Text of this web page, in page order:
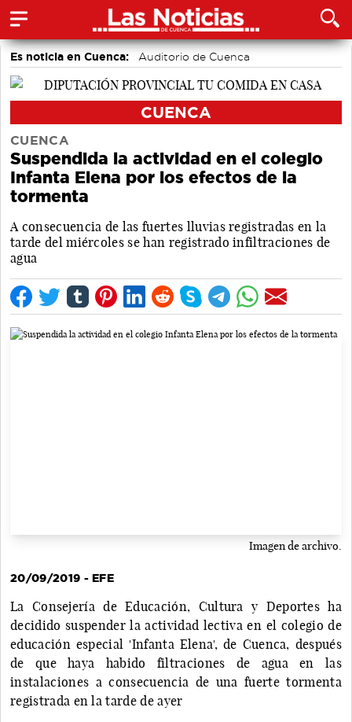
Es noticia en Cuenca: Auditorio de Cuenca
CUENCA
CUENCA
Suspendida la actividad en el colegio
Infanta Elena por los efectos de la
tormenta
A consecuencia de las fuertes lluvias registradas en la
tarde del miércoles se han registrado infiltraciones de
agua
Imagen de archivo.
20/09/2019 - EFE
La Consejería de Educación, Cultura y Deportes ha
decidido suspender la actividad lectiva en el colegio de
educación especial 'Infanta Elena', de Cuenca, después
de que haya habido filtraciones de agua en las
instalaciones a consecuencia de una fuerte tormenta
registrada en la tarde de ayer